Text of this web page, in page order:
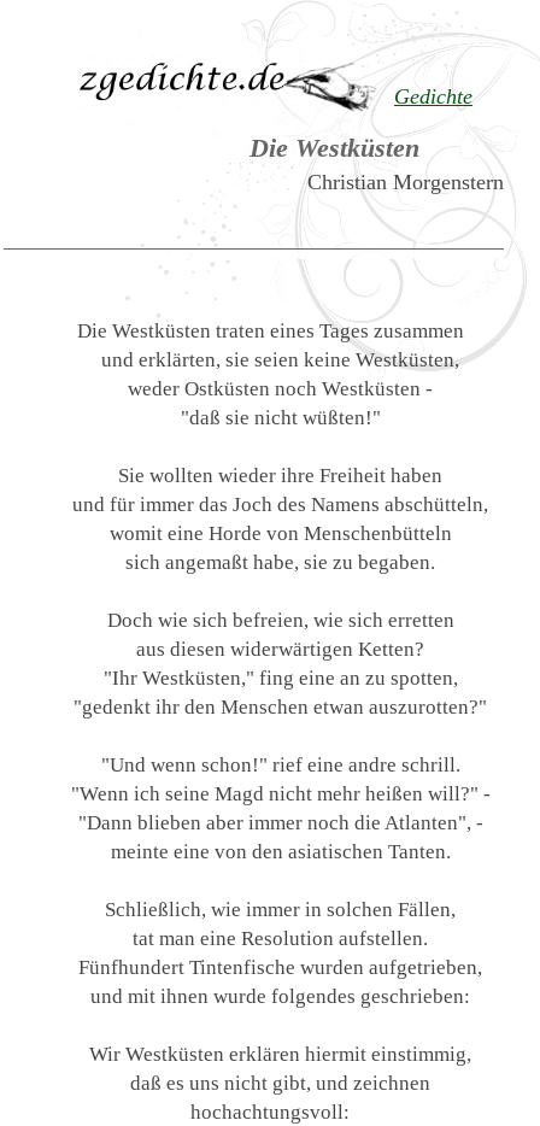
Gedichte
Die Westküsten
Christian Morgenstern
Die Westküsten traten eines Tages zusammen
und erklärten, sie seien keine Westküsten,
weder Ostküsten noch Westküsten -
"daß sie nicht wüßten!"
Sie wollten wieder ihre Freiheit haben
und für immer das Joch des Namens abschütteln,
womit eine Horde von Menschenbütteln
sich angemaßt habe, sie zu begaben.
Doch wie sich befreien, wie sich erretten
aus diesen widerwärtigen Ketten?
"Ihr Westküsten," fing eine an zu spotten,
"gedenkt ihr den Menschen etwan auszurotten?"
"Und wenn schon!" rief eine andre schrill.
"Wenn ich seine Magd nicht mehr heißen will?" -
"Dann blieben aber immer noch die Atlanten", -
meinte eine von den asiatischen Tanten.
Schließlich, wie immer in solchen Fällen,
tat man eine Resolution aufstellen.
Fünfhundert Tintenfische wurden aufgetrieben,
und mit ihnen wurde folgendes geschrieben:
Wir Westküsten erklären hiermit einstimmig,
daß es uns nicht gibt, und zeichnen
hochachtungsvoll: